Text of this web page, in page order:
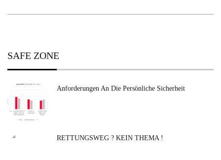
SAFE ZONE
Anforderungen An Die Persönliche Sicherheit
RETTUNGSWEG ? KEIN THEMA !